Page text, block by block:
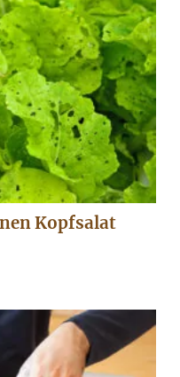
Kopfsalat